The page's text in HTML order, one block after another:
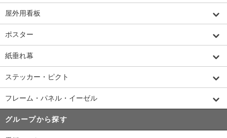
屋外用看板
ポスター
紙垂れ幕
ステッカー・ピクト
フレーム・パネル・イーゼル
グループから探す